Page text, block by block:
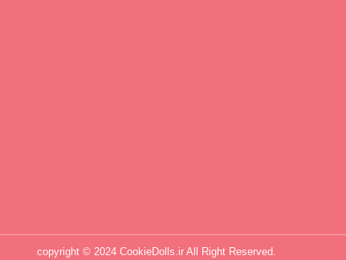
copyright © 2024 CookieDolls.ir All Right Reserved.